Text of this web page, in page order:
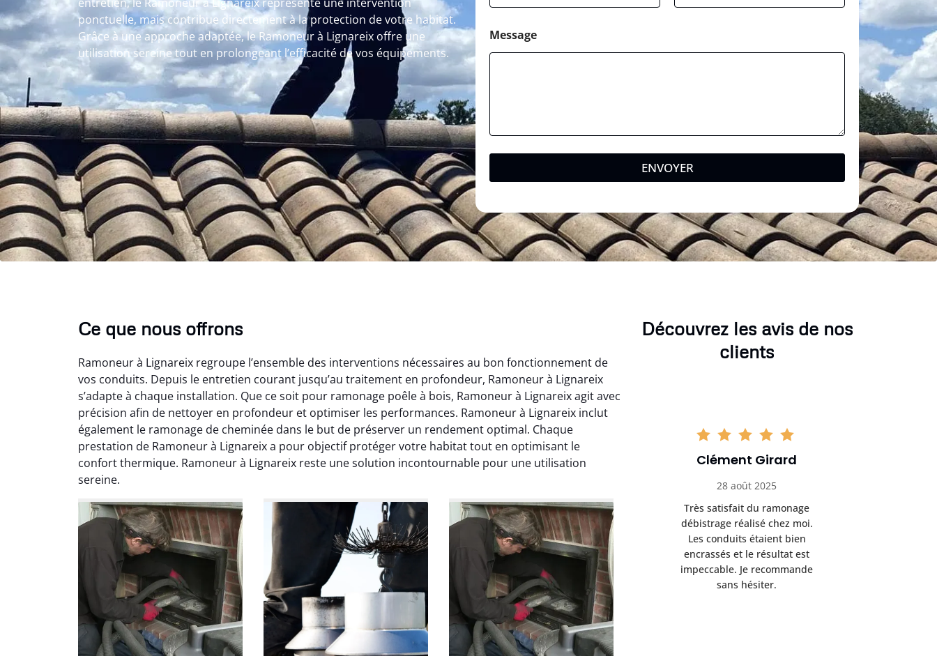
ponctuelle, mais contribue directement à la protection de votre habitat.
Grâce à une approche adaptée, le Ramoneur à Lignareix offre une
utilisation sereine tout en prolongeant l’efficacité de vos équipements.
Message
ENVOYER
Ce que nous offrons
Ramoneur à Lignareix regroupe l’ensemble des interventions nécessaires au bon fonctionnement de
vos conduits. Depuis le entretien courant jusqu’au traitement en profondeur, Ramoneur à Lignareix
s’adapte à chaque installation. Que ce soit pour ramonage poêle à bois, Ramoneur à Lignareix agit avec
précision afin de nettoyer en profondeur et optimiser les performances. Ramoneur à Lignareix inclut
également le ramonage de cheminée dans le but de préserver un rendement optimal. Chaque
prestation de Ramoneur à Lignareix a pour objectif protéger votre habitat tout en optimisant le
confort thermique. Ramoneur à Lignareix reste une solution incontournable pour une utilisation
sereine.
Découvrez les avis de nos
clients
Nicolas Perrin
Intervention rapide et très
propre pour le ramonage
débistrage. On sent tout de
suite la différence au niveau
du tirage. Très satisfait.
Yannick Morel
Intervention très efficace
pour le ramonage débistrage
de ma cheminée. Le tirage
est nettement meilleur et
plus aucune odeur. Travail
propre et rapide.
Clément Girard
28 août 2025
Très satisfait du ramonage
débistrage réalisé chez moi.
Les conduits étaient bien
encrassés et le résultat est
impeccable. Je recommande
sans hésiter.